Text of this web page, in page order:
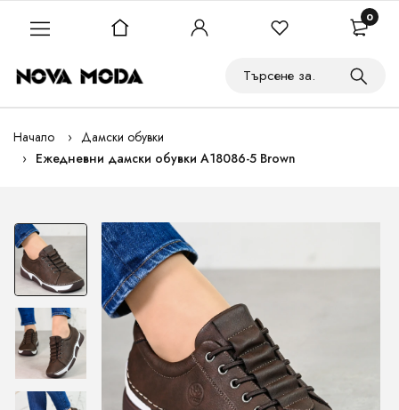
Начало
Дамски обувки
Ежедневни дамски обувки A18086-5 Brown
0